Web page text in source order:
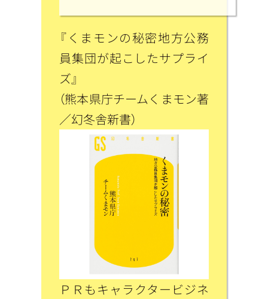
『くまモンの秘密地方公務
員集団が起こしたサプライ
ズ』
（熊本県庁チームくまモン著
／幻冬舎新書）
ＰＲもキャラクタービジネ